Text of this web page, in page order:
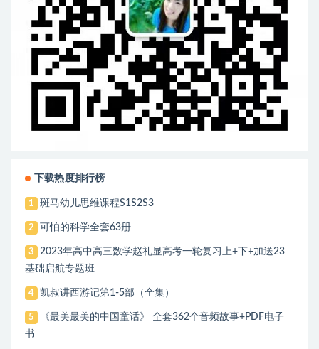
下载热度排行榜
1 斑马幼儿思维课程S1S2S3
2 可怕的科学全套63册
3
2023年高中高三数学赵礼显高考一轮复习上+下+加送23
基础启航专题班
4 凯叔讲西游记第1-5部（全集）
5
《最美最美的中国童话》 全套362个音频故事+PDF电子
书